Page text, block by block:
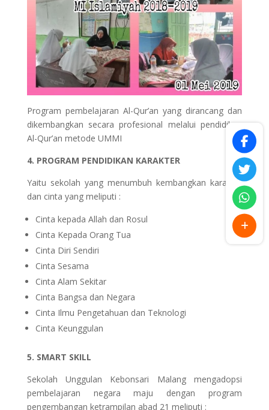
Program pembelajaran Al-Qur’an yang dirancang dan
dikembangkan secara profesional melalui pendidikan
Al-Qur’an metode UMMI
4. PROGRAM PENDIDIKAN KARAKTER
Yaitu sekolah yang menumbuh kembangkan karakter
dan cinta yang meliputi :
Cinta kepada Allah dan Rosul
Cinta Kepada Orang Tua
Cinta Diri Sendiri
Cinta Sesama
Cinta Alam Sekitar
Cinta Bangsa dan Negara
Cinta Ilmu Pengetahuan dan Teknologi
Cinta Keunggulan
5. SMART SKILL
Sekolah Unggulan Kebonsari Malang mengadopsi
pembelajaran negara maju dengan program
pengembangan ketrampilan abad 21 meliputi :